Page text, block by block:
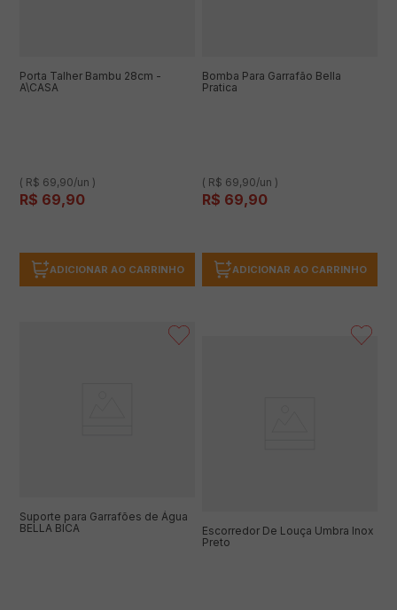
Porta Talher Bambu 28cm -
A\CASA
( R$ 69,90/un )
R$ 69,90
ADICIONAR AO CARRINHO
Bomba Para Garrafão Bella
Pratica
( R$ 69,90/un )
R$ 69,90
ADICIONAR AO CARRINHO
Suporte para Garrafões de Água
BELLA BICA
Escorredor De Louça Umbra Inox
Preto